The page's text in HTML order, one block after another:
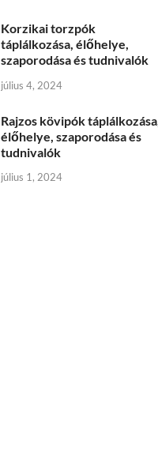
Korzikai torzpók
táplálkozása, élőhelye,
szaporodása és tudnivalók
július 4, 2024
Rajzos kövipók táplálkozása,
élőhelye, szaporodása és
tudnivalók
július 1, 2024